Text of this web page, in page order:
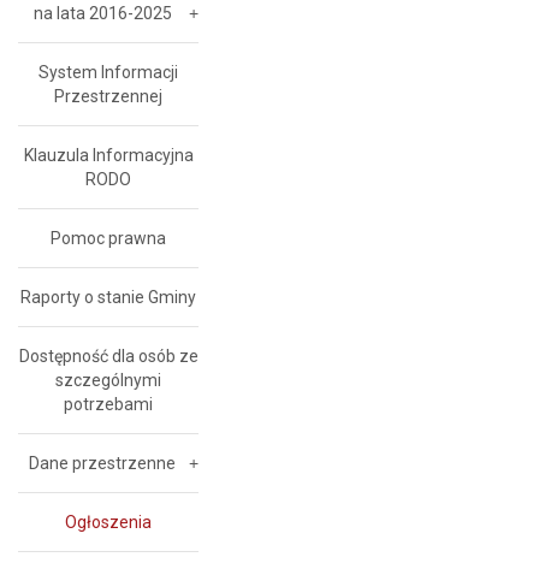
na lata 2016-2025
System Informacji
Przestrzennej
Klauzula Informacyjna
RODO
Pomoc prawna
Raporty o stanie Gminy
Dostępność dla osób ze
szczególnymi
potrzebami
Dane przestrzenne
Ogłoszenia